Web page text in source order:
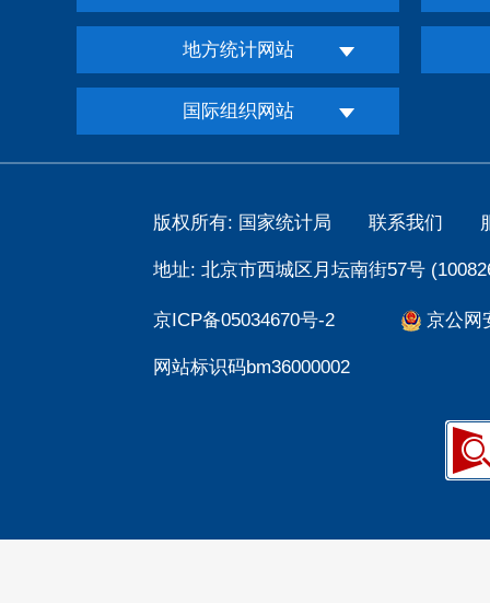
地方统计网站
国际组织网站
版权所有: 国家统计局 联系我们
地址: 北京市西城区月坛南街57号
京ICP备05034670号-2 京公网
网站标识码bm36000002